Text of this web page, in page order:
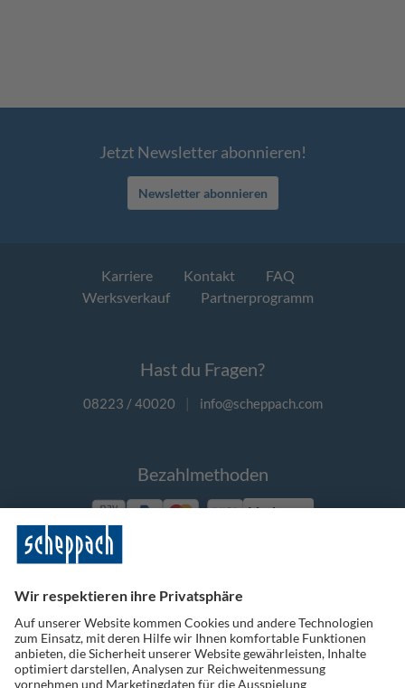
Jetzt Newsletter abonnieren!
Newsletter abonnieren
Karriere Kontakt
FAQ
Werksverkauf
Partnerprogramm
Hast du Fragen?
08223 / 40020 | info@scheppach.com
Bezahlmethoden
Vorkasse
Folge uns auf Social Media